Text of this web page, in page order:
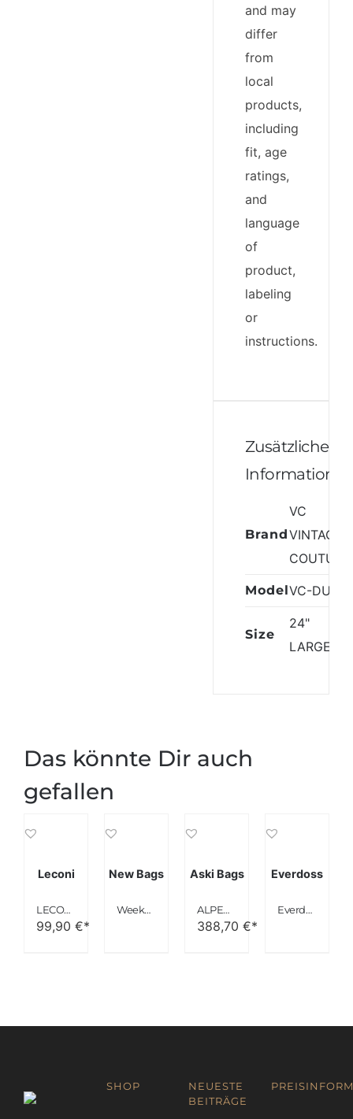
and may
differ
from
local
products,
including
fit, age
ratings,
and
language
of
product,
labeling
or
instructions.
Zusätzliche
Brand
VC
VINTAGE
COUTURE
ModelVC-DUFF
Size
24"
LARGE
Das könnte Dir auch
gefallen
Leconi
LECONI Weekender Leder unisex
99,90 €*
New Bags
Weekender Handgepäck leicht Boardgepäck Schwarz
Aski Bags
ALPENLEDER® Weekender “ALABAMA” | Echtes Büffel-Leder | Handgefertigte Reisetasche für Herren und Damen in Braun XL
388,70 €*
Everdoss
Everdoss Herren Weekender PU Leder
SHOP
NEUESTE
BEITRÄGE